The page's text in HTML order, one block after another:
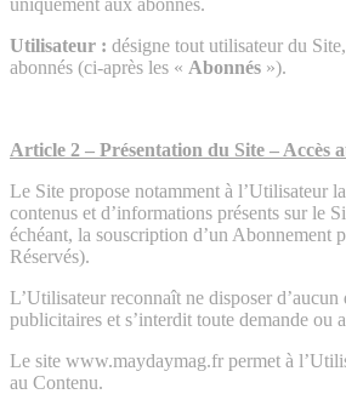
Utilisateur : désigne tout utilisateur du
abonnés (ci-après les « Abonnés »).
Article 2 – Présentation du Site – Accès
Le Site propose notamment à l’Utilisateur
contenus et d’informations présents sur le
échéant, la souscription d’un Abonnement
Réservés).
L’Utilisateur reconnaît ne disposer d’aucun
publicitaires et s’interdit toute demande ou
Le site www.maydaymag.fr permet à
au Contenu.